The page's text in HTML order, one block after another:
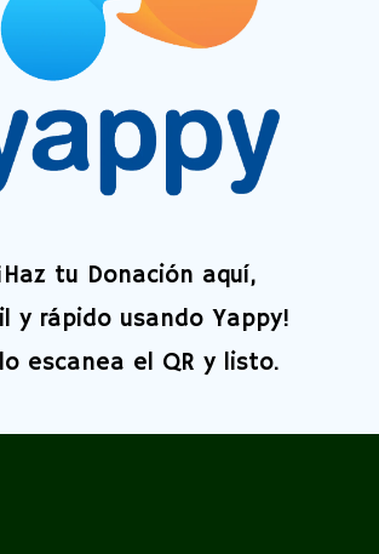
Haz tu Donación aquí,
y rápido usando Yappy!
escanea el QR y listo.